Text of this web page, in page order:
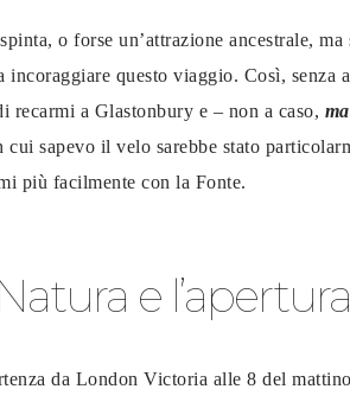
o forse un’attrazione ancestrale,
questo viaggio. Così, senza
recarmi a Glastonbury e – non a caso,
sapevo il velo sarebbe stato
più facilmente con la Fonte.
e
da London Victoria alle 8 del